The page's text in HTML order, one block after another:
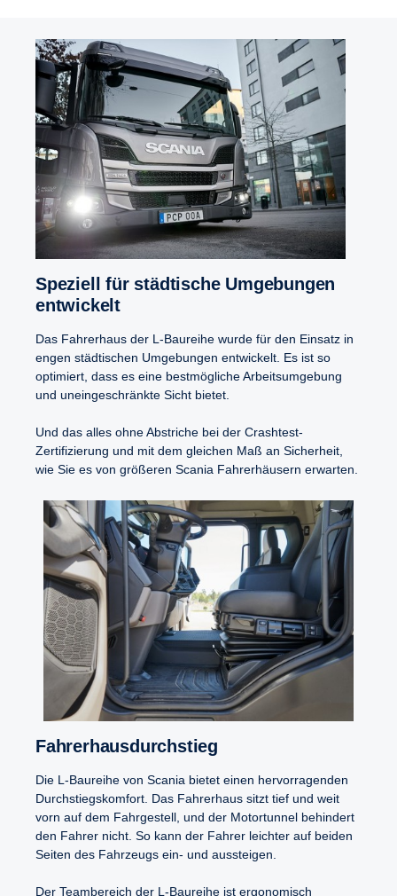
Speziell für städti­sche Umgebungen
entwi­ckelt
Das Fahrerhaus der L-Baureihe wurde für den Einsatz in
engen städtischen Umgebungen entwickelt. Es ist so
optimiert, dass es eine bestmögliche Arbeitsumgebung
und uneingeschränkte Sicht bietet.
Und das alles ohne Abstriche bei der Crashtest-
Zertifizierung und mit dem gleichen Maß an Sicherheit,
wie Sie es von größeren Scania Fahrerhäusern erwarten.
Fahrer­haus­durch­stieg
Die L-Baureihe von Scania bietet einen hervorragenden
Durchstiegskomfort. Das Fahrerhaus sitzt tief und weit
vorn auf dem Fahrgestell, und der Motortunnel behindert
den Fahrer nicht. So kann der Fahrer leichter auf beiden
Seiten des Fahrzeugs ein- und aussteigen.
Der Teambereich der L-Baureihe ist ergonomisch